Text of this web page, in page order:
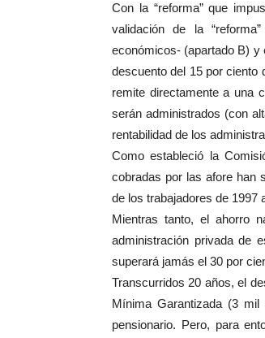
Con la “reforma” que
validación de la
económicos- (apartado B) y
descuento del 15 por ciento
remite directamente a una
serán administrados (con
rentabilidad de los
Como estableció la
cobradas por las afore han
de los trabajadores de 1997
Mientras tanto, el ahorro
administración privada de
superará jamás el 30 por
Transcurridos 20 años, el
Mínima Garantizada (3
pensionario. Pero, para